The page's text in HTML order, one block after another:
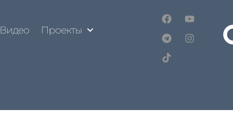
Видео Проекты